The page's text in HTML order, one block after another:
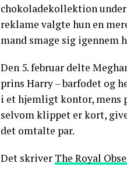
chokoladekollektion
reklame valgte hun en
mand smage sig igennem
Den 5. februar delte
prins Harry – barfodet og
i et hjemligt kontor, mens
selvom klippet er kort,
det omtalte par.
Det skriver The Royal